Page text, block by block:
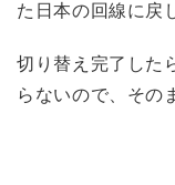
た日本の回線に戻
切り替え完了した
らないので、その